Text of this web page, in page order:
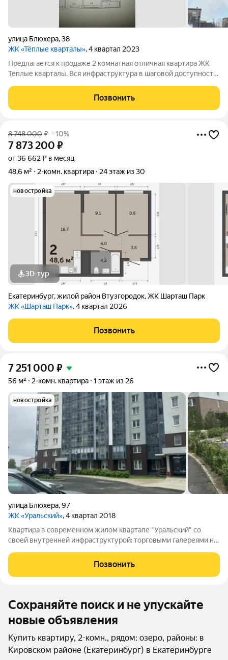
улица Блюхера,38
ЖК «Тёплые кварталы», 4 квартал 2023
Предлагается к продаже 2 комнатная отличная квартира ЖК
Теплые кварталы. Вся инфраструктура в шаговой доступности:
130, лесопарк Шарташский, университеты, бассейн. Закрытый
двор оборудован
Позвонить
8 748 000₽ –10%
7 873 200 ₽
от 36 662 ₽ в месяц
48,6 м²
2-комн. квартира 24 этаж из 30
новостройка
3D-тур
Екатеринбург,жилой район Втузгородок,ЖК Шарташ Парк
ЖК «Шарташ Парк», 4 квартал 2026
Позвонить
7 251 000 ₽
56 м² 2-комн. квартира 1 этаж из 26
новостройка
улица Блюхера,97
ЖК «Уральский», 4 квартал 2018
Квартира в современном жилом квартале "Уральский" со
своей внутренней инфраструктурой: торговыми галереями на
спортивными зонами, общественной автопарковкой и тд.
Отличная планировка: расширенная
Позвонить
Сохраняйте поиск и не упускайте
новые объявления
Купить квартиру, 2-комн., рядом: озеро, районы: в
Кировском районе (Екатеринбург) в Екатеринбурге